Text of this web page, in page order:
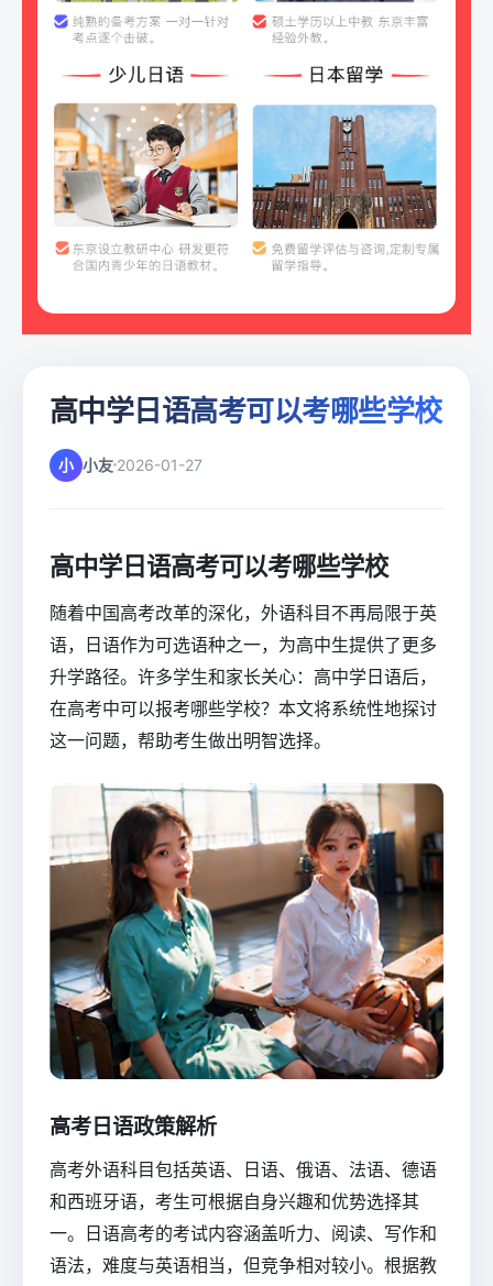
高中学日语高考可以考哪些学校
小 小友 2026-01-27
高中学日语高考可以考哪些学校
随着中国高考改革的深化，外语科目不再局限于英
语，日语作为可选语种之一，为高中生提供了更多
升学路径。许多学生和家长关心：高中学日语后，
在高考中可以报考哪些学校？本文将系统性地探讨
这一问题，帮助考生做出明智选择。
高考日语政策解析
高考外语科目包括英语、日语、俄语、法语、德语
和西班牙语，考生可根据自身兴趣和优势选择其
一。日语高考的考试内容涵盖听力、阅读、写作和
语法，难度与英语相当，但竞争相对较小。根据教